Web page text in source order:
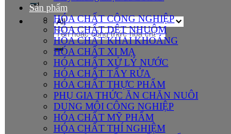
Tìm
kiếm:
Sản phẩm
HÓA CHẤT CÔNG NGHIỆP
HÓA CHẤT DỆT NHUỘM
HÓA CHẤT KHAI KHOÁNG
HÓA CHẤT XI MẠ
HÓA CHẤT XỬ LÝ NƯỚC
HÓA CHẤT TẨY RỬA
HÓA CHẤT THỰC PHẨM
PHỤ GIA THỨC ĂN CHĂN NUÔI
DUNG MÔI CÔNG NGHIỆP
HÓA CHẤT MỸ PHẨM
HÓA CHẤT THÍ NGHIỆM